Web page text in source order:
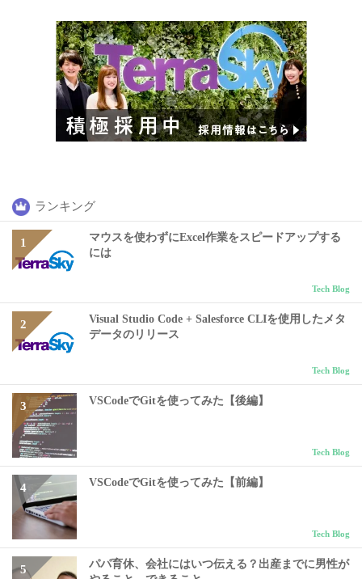
ランキング
マウスを使わずにExcel作業をスピードアップする
には
Tech Blog
Visual Studio Code + Salesforce CLIを使用したメタ
データのリリース
Tech Blog
VSCodeでGitを使ってみた【後編】
Tech Blog
VSCodeでGitを使ってみた【前編】
Tech Blog
パパ育休、会社にはいつ伝える？出産までに男性が